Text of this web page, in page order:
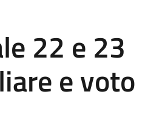
22 e 23
e voto